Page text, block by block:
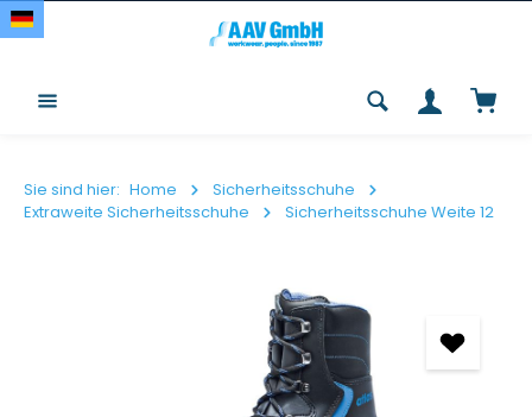
Zum Hauptinhalt springen
Sie sind hier: Home
Sicherheitsschuhe
Extraweite Sicherheitsschuhe
Sicherheitsschuhe Weite 12